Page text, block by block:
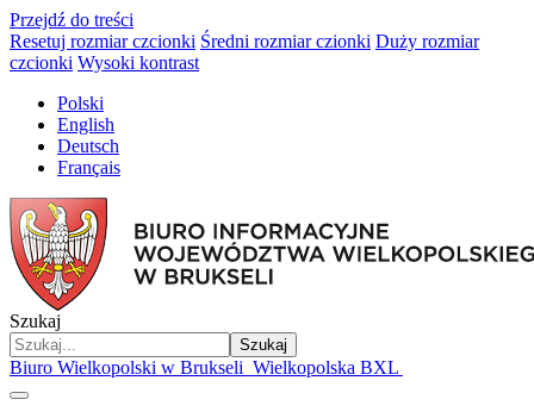
Przejdź do treści
Resetuj rozmiar czcionki Średni rozmiar czionki Duży rozmiar
czcionki Wysoki kontrast
Polski
English
Deutsch
Français
Szukaj
Szukaj
Biuro Wielkopolski w Brukseli Wielkopolska BXL